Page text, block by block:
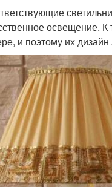
освещение.
и поэтому их